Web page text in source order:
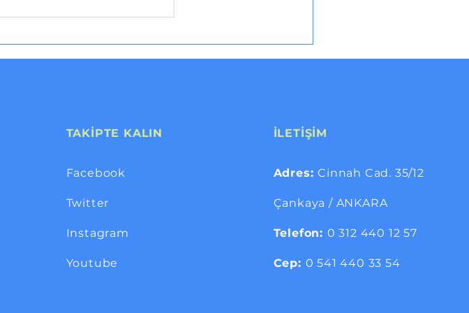
TAKİPTE KALIN
Facebook
Twitter
Instagram
Youtube
İLETİŞİM
Adres:Cinnah Cad. 35/12
Çankaya / ANKARA
Telefon: 0 312 440 12 57
Cep: 0 541 440 33 54